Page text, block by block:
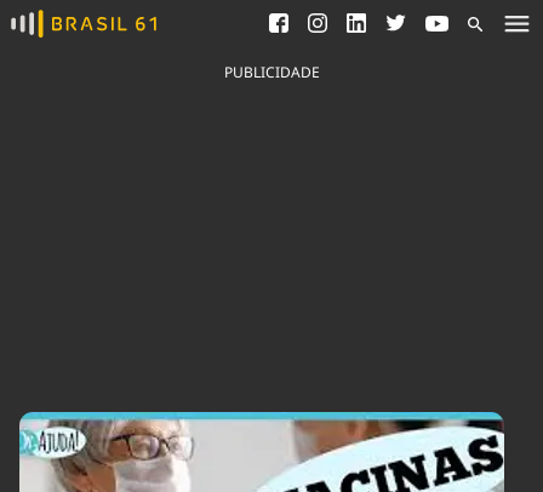
Ver todas as notícias
Saneamento
Indicadores
Agronegócios
Brasil
Comportamento
Cultura
Meio Ambiente
Podcast
PUBLICIDADE